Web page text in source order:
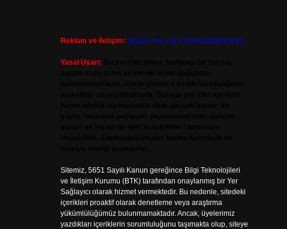
Reklam ve İletişim: Skype: live:.cid.575569c608265c69
Yasal Uyarı:
Sitemiz, 5651 Sayılı Kanun gereğince Bilgi Teknolojileri
ve İletişim Kurumu (BTK) tarafından onaylanmış bir Yer
Sağlayıcı olarak hizmet vermektedir. Bu nedenle, sitedeki
içerikleri proaktif olarak denetleme veya araştırma
yükümlülüğümüz bulunmamaktadır. Ancak, üyelerimiz
yazdıkları içeriklerin sorumluluğunu taşımakta olup, siteye